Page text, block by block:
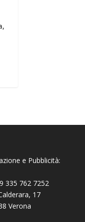
e Pubblicità:
335 762 7252
17
Verona